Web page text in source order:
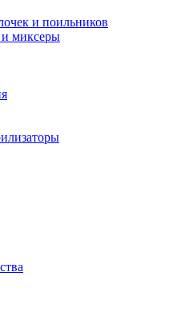
и поильников
и миксеры